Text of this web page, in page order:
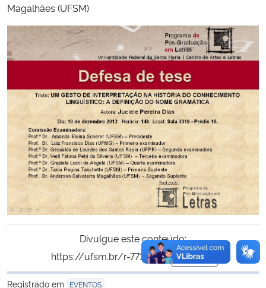
Gabinete de Segurança Institucional
Advocacia-Geral da União
Banco Central do Brasil
Planalto
Magalhães (UFSM)
Divulgue este conteúdo:
https://ufsm.br/r-771-1398
Copiar
para área de
Registrado em
EVENTOS